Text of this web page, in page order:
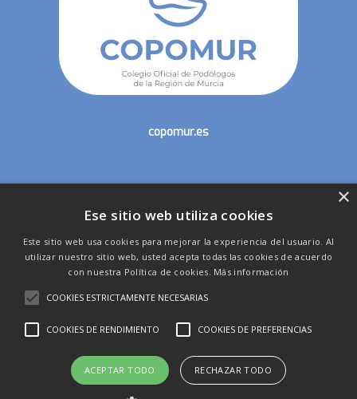
copomur.es
de Colegios Oficiales de Podólogos - Colegio Oficial de
Podólogos de la Región de Murcia
×
Ese sitio web utiliza cookies
Este sitio web usa cookies para mejorar la experiencia del usuario. Al
utilizar nuestro sitio web, usted acepta todas las cookies de acuerdo
con nuestra Política de cookies. Más información
COOKIES ESTRICTAMENTE NECESARIAS
COOKIES DE RENDIMIENTO COOKIES DE PREFERENCIAS
ACEPTAR TODO RECHAZAR TODO